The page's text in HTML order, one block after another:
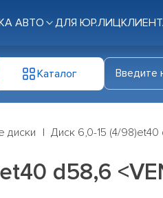
АВТО ДЛЯ ЮР.ЛИЦ
Каталог
диски Диск 6,0-15 (4/98)et40
d58,6